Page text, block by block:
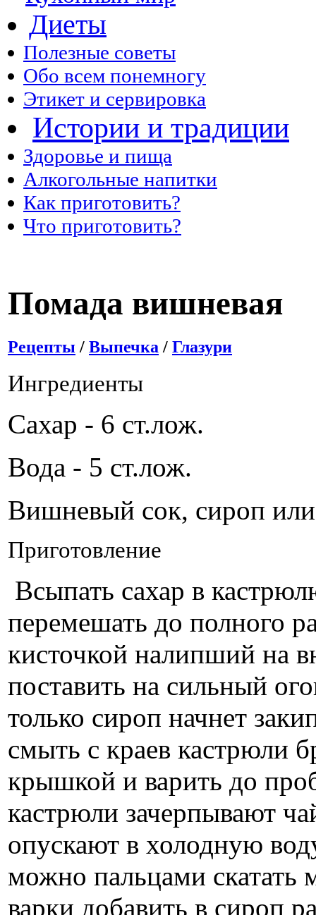
Диеты
Полезные советы
Обо всем понемногу
Этикет и сервировка
Истории и традиции
Здоровье и пища
Алкогольные напитки
Как приготовить?
Что приготовить?
Помада вишневая
Рецепты / Выпечка / Глазури
Ингредиенты
Сахар - 6 ст.лож.
Вода - 5 ст.лож.
Вишневый сок, сироп или
Приготовление
Всыпать сахар в
перемешать до полного
кисточкой налипший на
поставить на сильный
только сироп начнет
смыть с краев кастрюли
крышкой и варить до
кастрюли зачерпывают
опускают в холодную
можно пальцами
варки добавить в сироп